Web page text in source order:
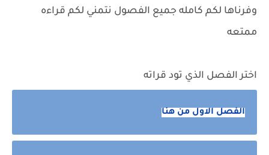
وفرناها لكم كامله جميع الفصول نتمني لكم قراءه
ممتعه
اختر الفصل الذي تود قراته
الفصل الاول من هنا